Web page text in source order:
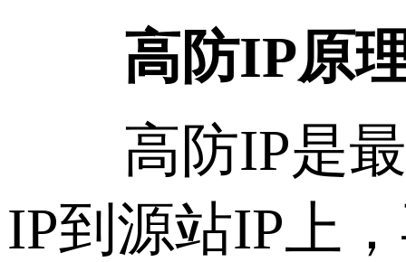
高防IP原
高防IP是最
IP到源站IP上